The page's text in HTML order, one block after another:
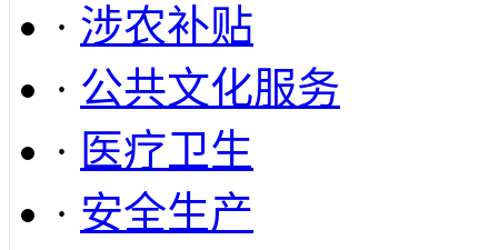
· 涉农补贴
· 公共文化服务
· 医疗卫生
· 安全生产